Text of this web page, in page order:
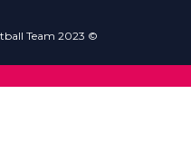
Team 2023 ©